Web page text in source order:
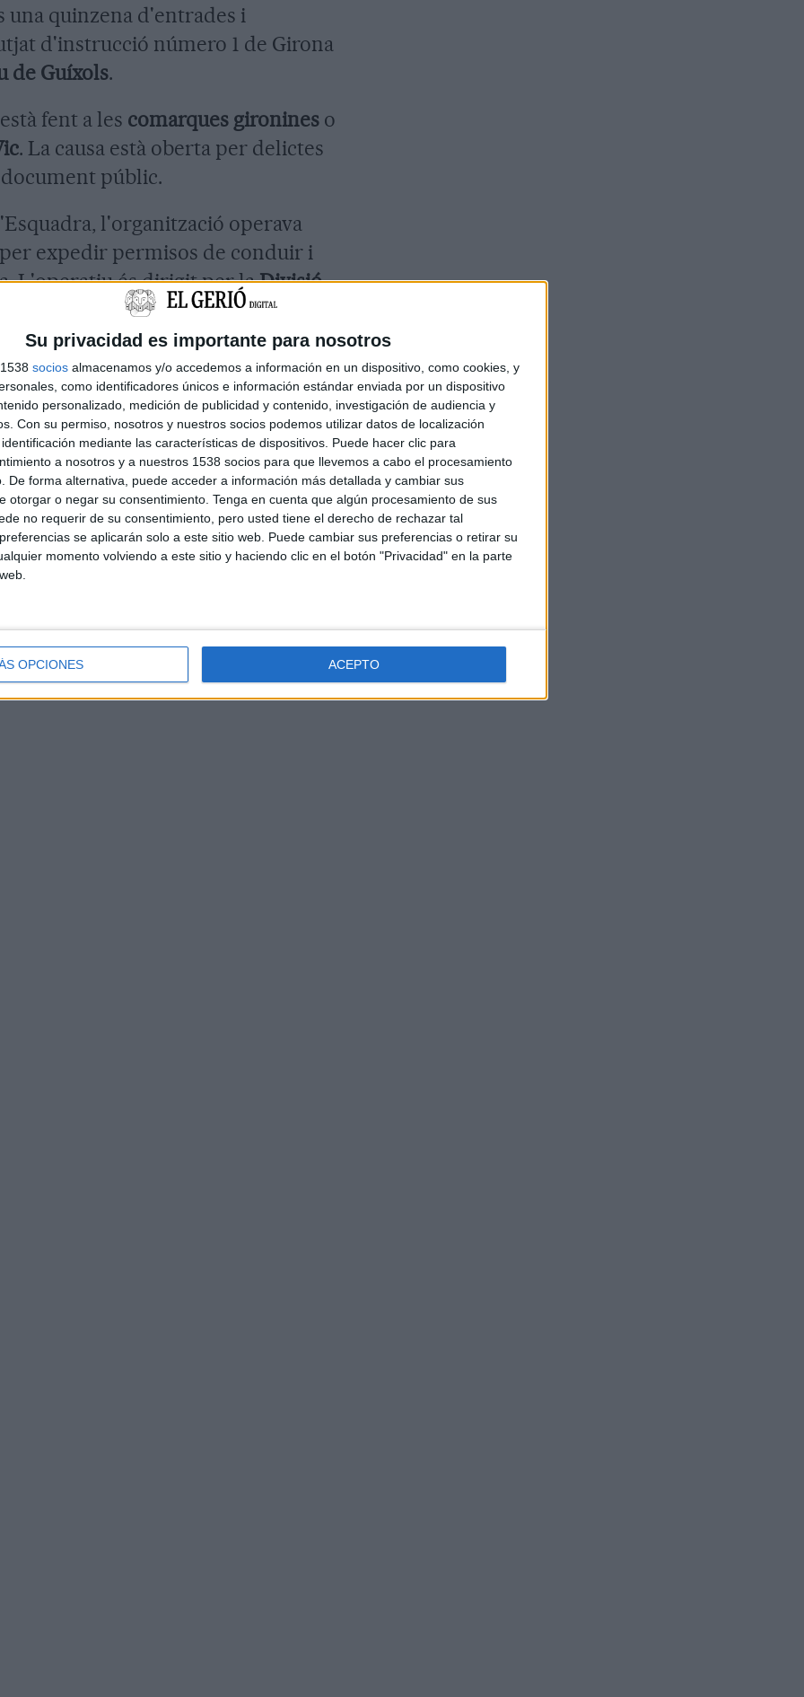
Su privacidad es importante para nosotros
socios almacenamos y/o accedemos a información en un dispositivo, como cookies, y
como identificadores únicos e información estándar enviada por un dispositivo
personalizado, medición de publicidad y contenido, investigación de audiencia y
Con su permiso, nosotros y nuestros socios podemos utilizar datos de localización
mediante las características de dispositivos. Puede hacer clic para
a nosotros y a nuestros 1538 socios para que llevemos a cabo el procesamiento
De forma alternativa, puede acceder a información más detallada y cambiar sus
otorgar o negar su consentimiento. Tenga en cuenta que algún procesamiento de sus
no requerir de su consentimiento, pero usted tiene el derecho de rechazar tal
se aplicarán solo a este sitio web. Puede cambiar sus preferencias o retirar su
momento volviendo a este sitio y haciendo clic en el botón "Privacidad" en la parte
OPCIONES ACEPTO
una quinzena d'entrades i
d'instrucció número 1 de Girona
de Guíxols.
fent a les comarques gironines o
. La causa està oberta per delictes
públic.
l'organització operava
expedir permisos de conduir i
L'operatiu és dirigit per laDivisió
) de Mossos d'Esquadra juntament
efectius de tots els serveis